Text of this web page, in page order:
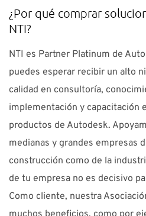
¿Por qué comprar
NTI?
NTI es Partner Platinum de
puedes esperar recibir un alto
calidad en consultoría,
implementación y capacitación
productos de Autodesk.
medianas y grandes empresas
construcción como de la
de tu empresa no es decisivo
Como cliente, nuestra